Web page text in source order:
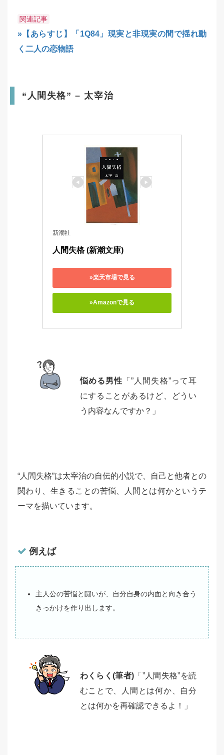
関連記事
»【あらすじ】「1Q84」現実と非現実の間で揺れ動
く二人の恋物語
“人間失格” – 太宰治
新潮社
人間失格 (新潮文庫)
»楽天市場で見る
»Amazonで見る
悩める男性 「”人間失格”って耳
にすることがあるけど、どうい
う内容なんですか？」
“人間失格”は太宰治の自伝的小説で、自己と他者との
関わり、生きることの苦悩、人間とは何かというテ
ーマを描いています。
例えば
主人公の苦悩と闘いが、自分自身の内面と向き合う
きっかけを作り出します。
わくらく(筆者)「”人間失格”を読
むことで、人間とは何か、自分
とは何かを再確認できるよ！」